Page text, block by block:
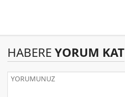
HABERE YORUM KAT